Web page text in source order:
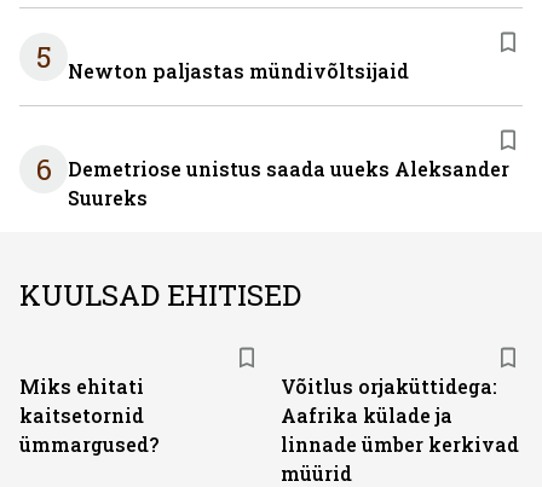
5 Newton paljastas mündivõltsijaid
6
Demetriose unistus saada uueks Aleksander
Suureks
KUULSAD EHITISED
Miks ehitati
kaitsetornid
ümmargused?
Võitlus orjaküttidega:
Aafrika külade ja
linnade ümber kerkivad
müürid